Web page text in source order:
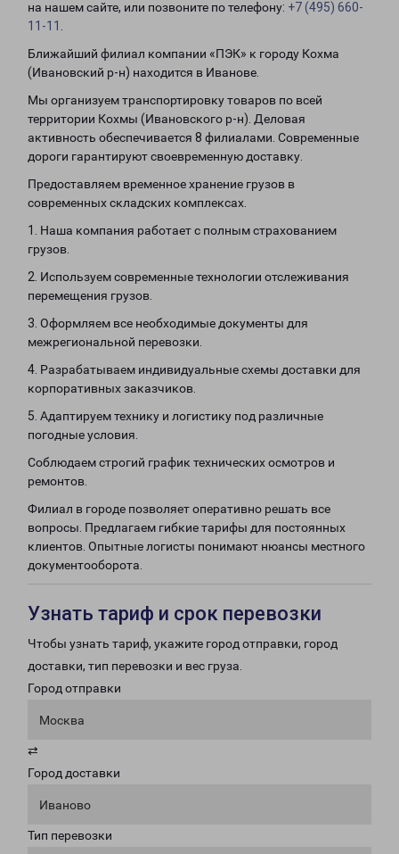
на нашем сайте, или позвоните по телефону: +7 (495) 660-
11-11
Ближайший филиал компании «ПЭК» к городу Кохма
(Ивановский р-н) находится в Иванове.
Мы организуем транспортировку товаров по всей
территории Кохмы (Ивановского р-н). Деловая
активность обеспечивается 8 филиалами. Современные
дороги гарантируют своевременную доставку.
Предоставляем временное хранение грузов в
современных складских комплексах.
1. Наша компания работает с полным страхованием
грузов.
2. Используем современные технологии отслеживания
перемещения грузов.
3. Оформляем все необходимые документы для
межрегиональной перевозки.
4. Разрабатываем индивидуальные схемы доставки для
корпоративных заказчиков.
5. Адаптируем технику и логистику под различные
погодные условия.
Соблюдаем строгий график технических осмотров и
ремонтов.
Филиал в городе позволяет оперативно решать все
вопросы. Предлагаем гибкие тарифы для постоянных
клиентов. Опытные логисты понимают нюансы местного
документооборота.
Узнать тариф и срок перевозки
Чтобы узнать тариф, укажите город отправки, город
доставки, тип перевозки и вес груза.
Город отправки
Москва
⇄
Город доставки
Иваново
Тип перевозки